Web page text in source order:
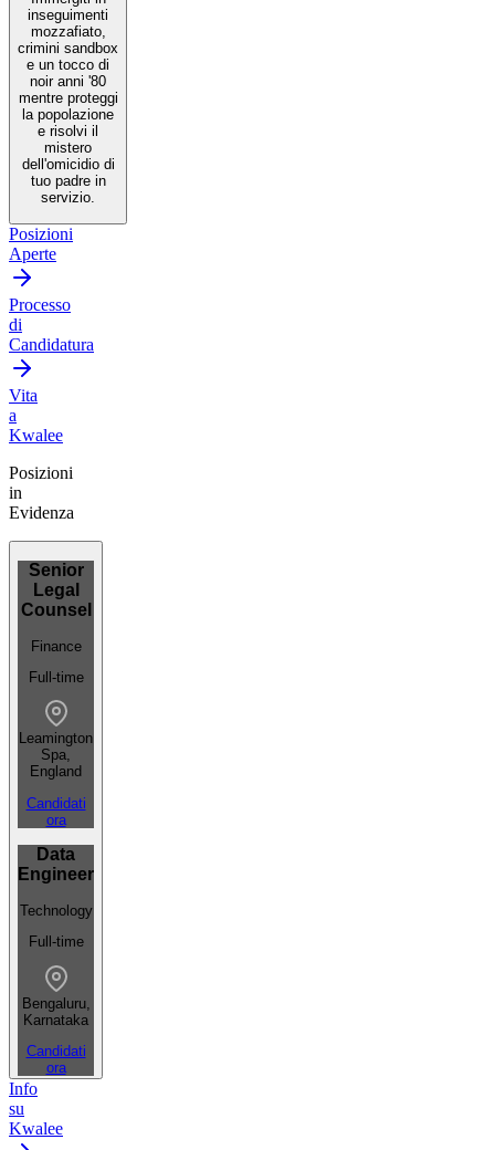
inseguimenti
mozzafiato,
crimini sandbox
e un tocco di
noir anni '80
mentre proteggi
la popolazione
e risolvi il
mistero
dell'omicidio di
tuo padre in
servizio.
Posizioni
Aperte
Processo
di
Candidatura
Vita
a
Kwalee
Posizioni
in
Evidenza
Senior
Legal
Counsel
Finance
Full-time
Leamington
Spa,
England
Candidati
ora
Data
Engineer
Technology
Full-time
Bengaluru,
Karnataka
Candidati
ora
Info
su
Kwalee